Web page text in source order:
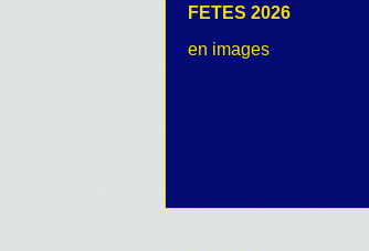
FETES 2026
en images